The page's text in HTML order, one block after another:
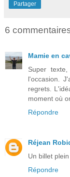
Partager
6
Mamie en
Super
l'occasion.
regrets.
moment où
Répondre
Réjean
Un billet
Répondre